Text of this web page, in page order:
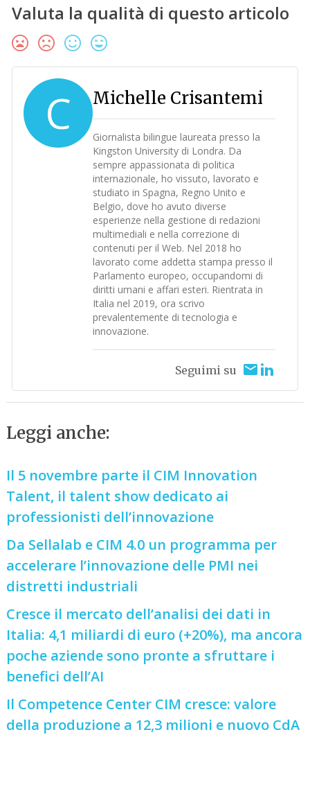
Valuta la qualità di questo articolo
C Michelle Crisantemi
Giornalista bilingue laureata presso la
Kingston University di Londra. Da
sempre appassionata di politica
internazionale, ho vissuto, lavorato e
studiato in Spagna, Regno Unito e
Belgio, dove ho avuto diverse
esperienze nella gestione di redazioni
multimediali e nella correzione di
contenuti per il Web. Nel 2018 ho
lavorato come addetta stampa presso il
Parlamento europeo, occupandomi di
diritti umani e affari esteri. Rientrata in
Italia nel 2019, ora scrivo
prevalentemente di tecnologia e
innovazione.
Seguimi su
Leggi anche:
Il 5 novembre parte il CIM Innovation
Talent, il talent show dedicato ai
professionisti dell’innovazione
Da Sellalab e CIM 4.0 un programma per
accelerare l’innovazione delle PMI nei
distretti industriali
Cresce il mercato dell’analisi dei dati in
Italia: 4,1 miliardi di euro (+20%), ma ancora
poche aziende sono pronte a sfruttare i
benefici dell’AI
Il Competence Center CIM cresce: valore
della produzione a 12,3 milioni e nuovo CdA